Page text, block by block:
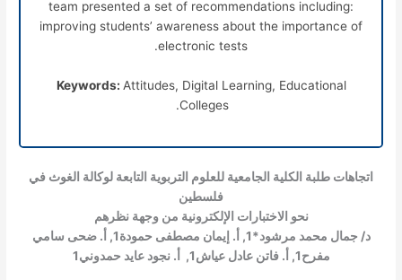
team presented a set of recommendations including:
improving students’ awareness about the importance of
electronic tests.
Keywords: Attitudes, Digital Learning, Educational
Colleges.
اتجاهات طلبة الكلية الجامعية للعلوم التربوية التابعة لوكالة الغوث في
فلسطين
نحو الاختبارات الإلكترونية من وجهة نظرهم
د/ جمال محمد مرشود*1, أ. إيمان مصطفى حمودة1, أ. ضحى سامي
مفرح1, أ. فاتن عادل عياش1, أ. نجود عايد حمدوني1